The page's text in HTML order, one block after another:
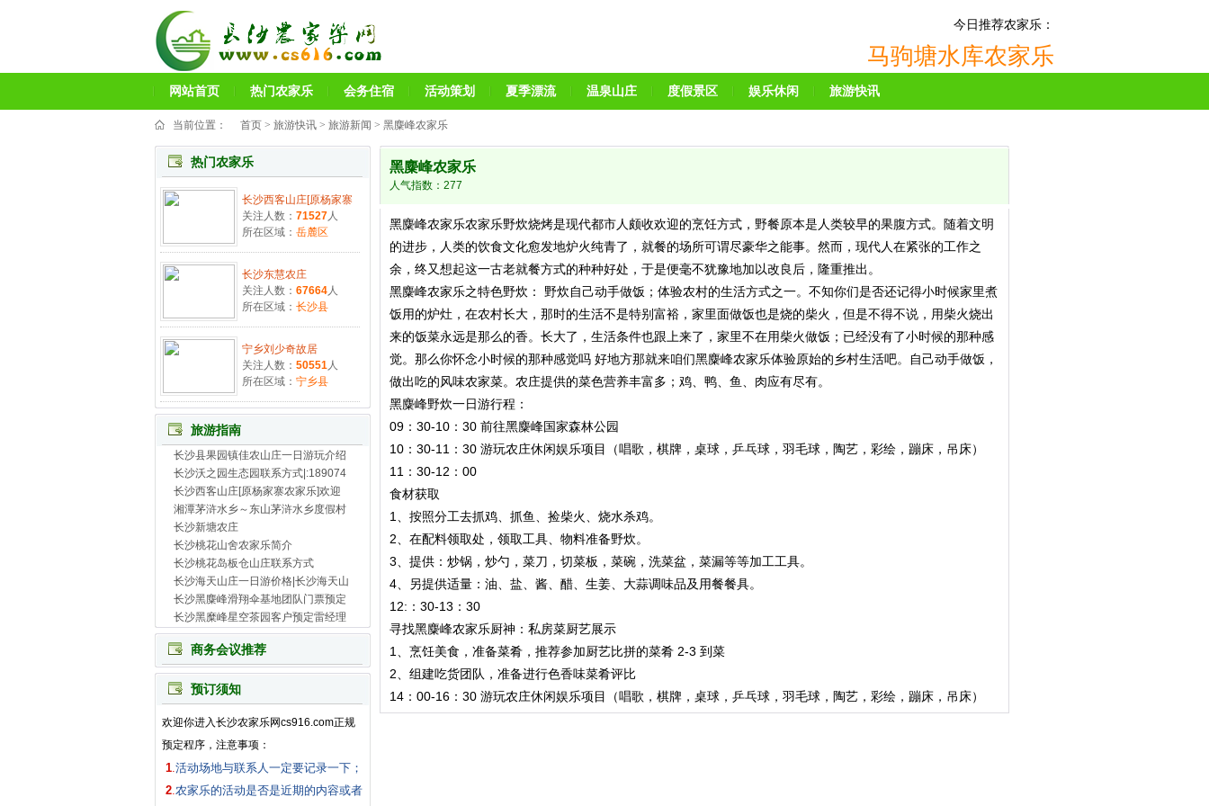
今日推荐农家乐：
马驹塘水库农家乐
网站首页 热门农家乐 会务住宿 活动策划 夏季漂流 温泉山庄 度假景区 娱乐休闲 旅游快讯
当前位置： 首页 > 旅游快讯 > 旅游新闻 > 黑麋峰农家乐
热门农家乐
长沙西客山庄[原杨家寨
关注人数： 71527人
所在区域： 岳麓区
长沙东慧农庄
关注人数： 67664人
所在区域： 长沙县
宁乡刘少奇故居
关注人数： 50551人
所在区域： 宁乡县
旅游指南
长沙县果园镇佳农山庄一日游玩介绍
长沙沃之园生态园联系方式|:189074
长沙西客山庄[原杨家寨农家乐]欢迎
湘潭茅浒水乡～东山茅浒水乡度假村
长沙新塘农庄
长沙桃花山舍农家乐简介
长沙桃花岛板仓山庄联系方式
长沙海天山庄一日游价格|长沙海天山
长沙黑麋峰滑翔伞基地团队门票预定
长沙黑糜峰星空茶园客户预定雷经理
商务会议推荐
预订须知
欢迎你进入长沙农家乐网cs916.com正规
预定程序，注意事项：
1.活动场地与联系人一定要记录一下；
2.农家乐的活动是否是近期的内容或者
黑麋峰农家乐
人气指数： 277
黑麋峰农家乐农家乐野炊烧烤是现代都市人颇收欢迎的烹饪方式，野餐原本是人类较早的果腹方式。随着文明
的进步，人类的饮食文化愈发地炉火纯青了，就餐的场所可谓尽豪华之能事。然而，现代人在紧张的工作之
余，终又想起这一古老就餐方式的种种好处，于是便毫不犹豫地加以改良后，隆重推出。
黑麋峰农家乐之特色野炊： 野炊自己动手做饭；体验农村的生活方式之一。不知你们是否还记得小时候家里煮
饭用的炉灶，在农村长大，那时的生活不是特别富裕，家里面做饭也是烧的柴火，但是不得不说，用柴火烧出
来的饭菜永远是那么的香。长大了，生活条件也跟上来了，家里不在用柴火做饭；已经没有了小时候的那种感
觉。那么你怀念小时候的那种感觉吗 好地方那就来咱们黑麋峰农家乐体验原始的乡村生活吧。自己动手做饭，
做出吃的风味农家菜。农庄提供的菜色营养丰富多；鸡、鸭、鱼、肉应有尽有。
黑麋峰野炊一日游行程：
09：30-10：30 前往黑麋峰国家森林公园
10：30-11：30 游玩农庄休闲娱乐项目（唱歌，棋牌，桌球，乒乓球，羽毛球，陶艺，彩绘，蹦床，吊床）
11：30-12：00
食材获取
1、按照分工去抓鸡、抓鱼、捡柴火、烧水杀鸡。
2、在配料领取处，领取工具、物料准备野炊。
3、提供：炒锅，炒勺，菜刀，切菜板，菜碗，洗菜盆，菜漏等等加工工具。
4、另提供适量：油、盐、酱、醋、生姜、大蒜调味品及用餐餐具。
12:：30-13：30
寻找黑麋峰农家乐厨神：私房菜厨艺展示
1、烹饪美食，准备菜肴，推荐参加厨艺比拼的菜肴 2-3 到菜
2、组建吃货团队，准备进行色香味菜肴评比
14：00-16：30 游玩农庄休闲娱乐项目（唱歌，棋牌，桌球，乒乓球，羽毛球，陶艺，彩绘，蹦床，吊床）